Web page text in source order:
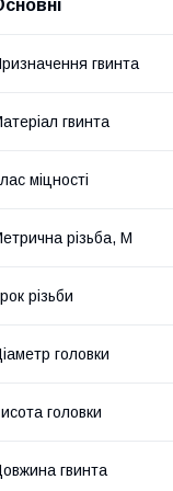
гвинта
гвинта
міцності
різьба, М
різьби
головки
головки
гвинта